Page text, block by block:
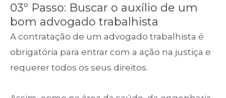
03º Passo: Buscar o auxílio de um
bom advogado trabalhista
A contratação de um advogado trabalhista é
obrigatória para entrar com a ação na justiça e
requerer todos os seus direitos.